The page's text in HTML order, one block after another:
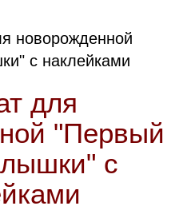
новорожденной
с наклейками
для
"Первый
с